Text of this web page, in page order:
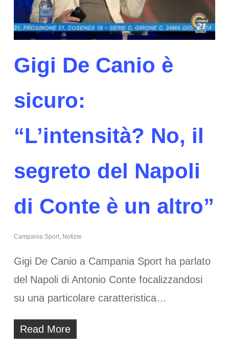
Gigi De Canio è
sicuro:
“L’intensità? No, il
segreto del Napoli
di Conte è un altro”
Campania Sport, Notizie
Gigi De Canio a Campania Sport ha parlato
del Napoli di Antonio Conte focalizzandosi
su una particolare caratteristica…
Read More